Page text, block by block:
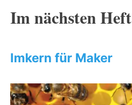
Im nächsten Heft
Imkern für Maker